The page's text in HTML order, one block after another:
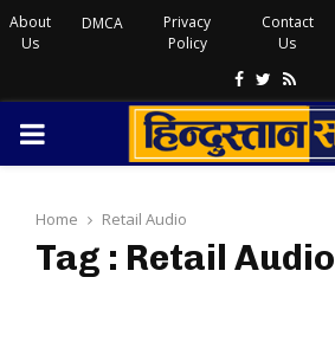
About
Us
DMCA
Privacy
Policy
Contact
Us
Facebook
Twitter
Rss
PRIMARY
Home Retail Audio
Tag : Retail Audio